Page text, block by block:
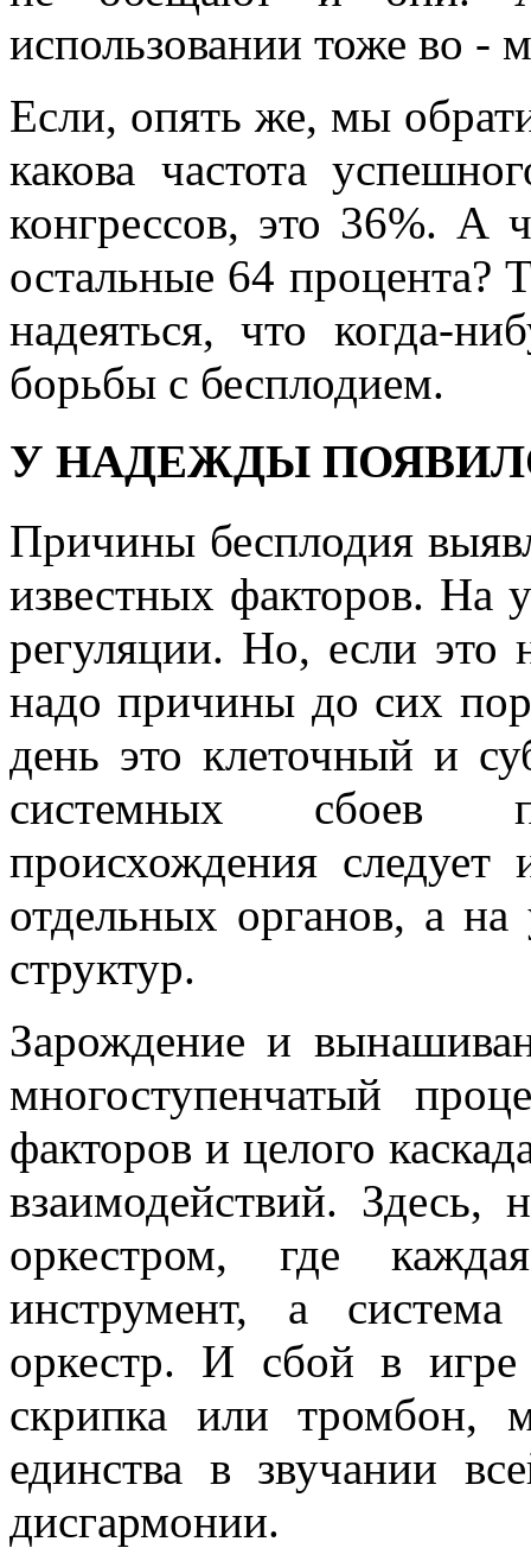
использовании тоже во -
Если, опять же, мы
какова частота
конгрессов, это 36%. А
остальные 64 процента?
надеяться, что когда-
борьбы с бесплодием.
У НАДЕЖДЫ
Причины бесплодия
известных факторов. На
регуляции. Но, если это
надо причины до сих
день это клеточный и
системных сбоев
происхождения следует
отдельных органов, а
структур.
Зарождение и
многоступе­нчатый
факторов и целого
взаимодействий. Здесь,
оркестром, где
инструмент, а
оркестр. И сбой в игре
скрипка или тромбон,
единства в звучании
дисгармонии.